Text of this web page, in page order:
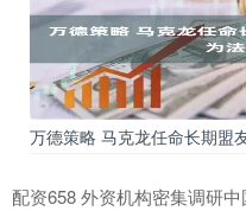
万德策略 马克龙任命长期盟
配资658 外资机构密集调研